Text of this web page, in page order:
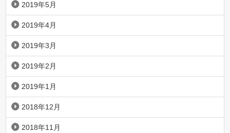
2019年5月
2019年4月
2019年3月
2019年2月
2019年1月
2018年12月
2018年11月